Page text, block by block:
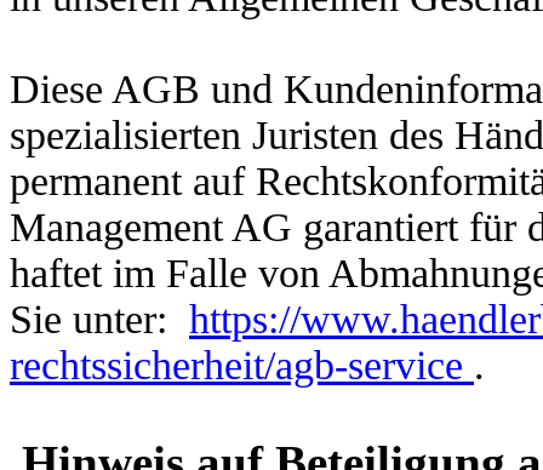
Diese AGB und
spezialisierten Juristen des
permanent auf
Management AG garantiert für
haftet im Falle von
Sie unter: https://
rechtssicherheit/agb-service .